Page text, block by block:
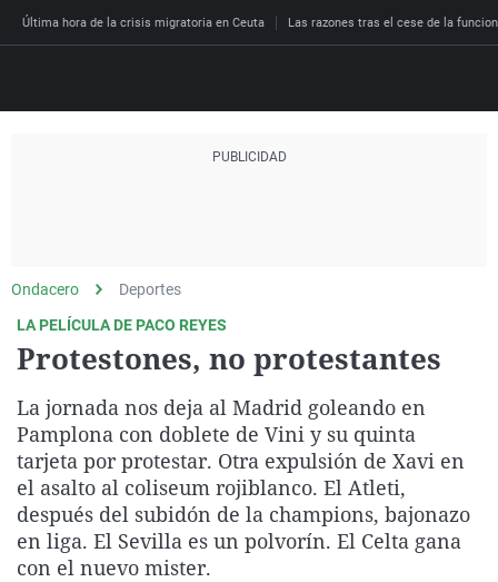
Última hora de la crisis migratoria en Ceuta Las razones tras el cese de la
La brújula
Radioestadio
Radioestadio noche
El colegio invisible
La rosa de los vientos
Gente viajera
El viaje del Guernica
Invisibles
Prohibido morirse
Esto no ha pasado
Caso
Retornados
España
Cantabria
Cataluña
Comunidad de Madrid
Comunitat Valenciana
Extremadura
Galicia
Economía
Deportes
Motor
Más noticias
Cultura
Ciencia y Tecnología
Gastronomía
Medio ambiente
Virales
Televisión
Ondacero
Deportes
LA PELÍCULA DE PACO REYES
Protestones, no protestantes
La jornada nos deja al Madrid goleando en
Pamplona con doblete de Vini y su quinta
tarjeta por protestar. Otra expulsión de Xavi en
el asalto al coliseum rojiblanco. El Atleti,
después del subidón de la champions, bajonazo
en liga. El Sevilla es un polvorín. El Celta gana
con el nuevo mister.